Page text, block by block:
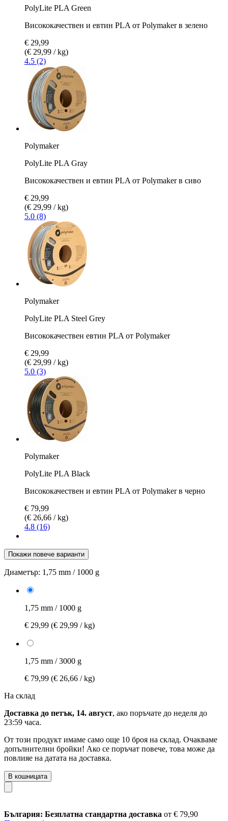
PolyLite PLA Green
Висококачествен и евтин PLA от Polymaker в зелено
€ 29,99
(€ 29,99 / kg)
4.5 (2)
Polymaker
PolyLite PLA Gray
Висококачествен и евтин PLA от Polymaker в сиво
€ 29,99
(€ 29,99 / kg)
5.0 (8)
Polymaker
PolyLite PLA Steel Grey
Висококачествен евтин PLA от Polymaker
€ 29,99
(€ 29,99 / kg)
5.0 (3)
Polymaker
PolyLite PLA Black
Висококачествен и евтин PLA от Polymaker в черно
€ 79,99
(€ 26,66 / kg)
4.8 (16)
Покажи повече варианти
Диаметър: 1,75 mm / 1000 g
1,75 mm / 1000 g
€ 29,99 (€ 29,99 / kg)
1,75 mm / 3000 g
€ 79,99 (€ 26,66 / kg)
На склад
Доставка до петък, 14. август, ако поръчате до неделя до
23:59 часа.
От този продукт имаме само още 10 броя на склад. Очакваме
допълнителни бройки! Ако се поръчат повече, това може да
повлияе на датата на доставка.
В кошницата
България: Безплатна стандартна доставка от € 79,90